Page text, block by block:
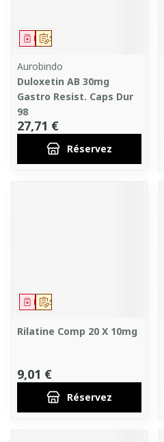
Sur prescription
Médicament
Aurobindo
Duloxetin AB 30mg
Gastro Resist. Caps Dur
98
27,71 €
Réservez
Sur prescription
Médicament
Rilatine Comp 20 X 10mg
9,01 €
Réservez